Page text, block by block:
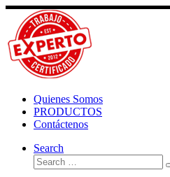
Skip
content
Quienes Somos
PRODUCTOS
Contáctenos
Search
Search